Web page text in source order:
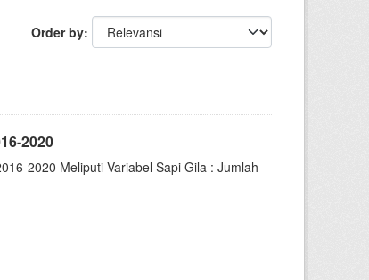
Order by
2020
2020 Meliputi Variabel Sapi Gila : Jumlah